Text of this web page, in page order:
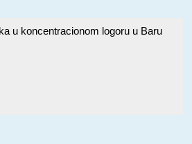
u koncentracionom logoru u Baru